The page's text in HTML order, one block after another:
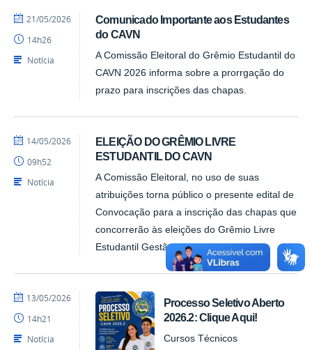
Comunicado Importante aos Estudantes
do CAVN
A Comissão Eleitoral do Grêmio Estudantil do
CAVN 2026 informa sobre a prorrgação do
prazo para inscrições das chapas.
por
publicado
21/05/2026
14h26
Notícia
ELEIÇÃO DO GRÊMIO LIVRE
ESTUDANTIL DO CAVN
A Comissão Eleitoral, no uso de suas
atribuições torna público o presente edital de
Convocação para a inscrição das chapas que
concorrerão às eleições do Grêmio Livre
Estudantil Gestão 2026-2027
por
publicado
14/05/2026
09h52
Notícia
Processo Seletivo Aberto
2026.2: Clique Aqui!
Cursos Técnicos
por
-
CAVN
publicado
13/05/2026
14h21
Notícia